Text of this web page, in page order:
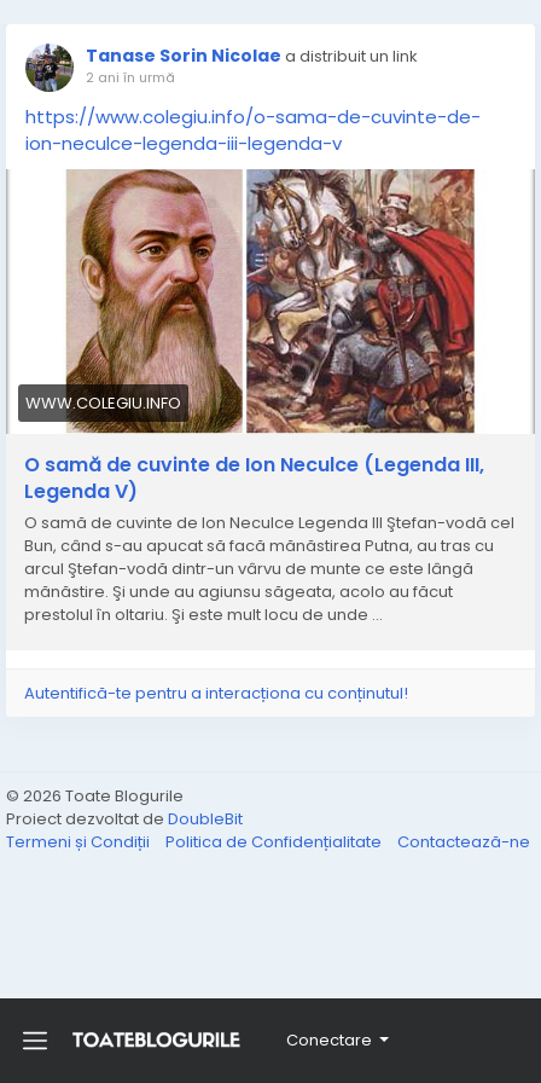
Conectare
Tanase Sorin Nicolae a distribuit un link
2 ani în urmă
https://www.colegiu.info/o-sama-de-cuvinte-de-
ion-neculce-legenda-iii-legenda-v
WWW.COLEGIU.INFO
O samă de cuvinte de Ion Neculce (Legenda III,
Legenda V)
O samă de cuvinte de Ion Neculce Legenda III Ştefan-vodă cel
Bun, când s-au apucat să facă mănăstirea Putna, au tras cu
arcul Ştefan-vodă dintr-un vârvu de munte ce este lângă
mănăstire. Şi unde au agiunsu săgeata, acolo au făcut
prestolul în oltariu. Şi este mult locu de unde ...
Autentifică-te pentru a interacționa cu conținutul!
© 2026 Toate Blogurile
Proiect dezvoltat de DoubleBit
Termeni și Condiții
Politica de Confidențialitate Contactează-ne